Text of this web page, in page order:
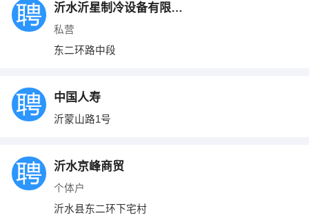
沂水沂星制冷设备有限公司
私营
东二环路中段
中国人寿
沂蒙山路1号
沂水京峰商贸
个体户
沂水县东二环下宅村